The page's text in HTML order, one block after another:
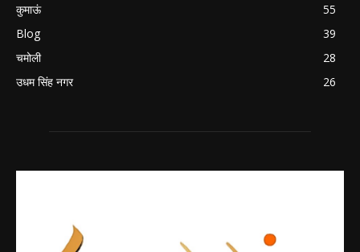
कुमाऊं
55
Blog
39
चमोली
28
उधम सिंह नगर
26